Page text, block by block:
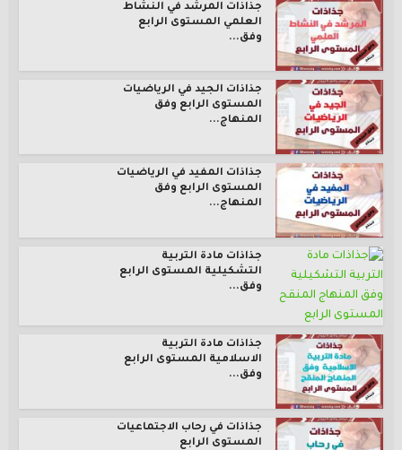
جذاذات المرشد في النشاط
العلمي المستوى الرابع
وفق...
جذاذات الجيد في الرياضيات
المستوى الرابع وفق
المنهاج...
جذاذات المفيد في الرياضيات
المستوى الرابع وفق
المنهاج...
جذاذات مادة التربية
التشكيلية المستوى الرابع
وفق...
جذاذات مادة التربية
الاسلامية المستوى الرابع
وفق...
جذاذات في رحاب الاجتماعيات
المستوى الرابع